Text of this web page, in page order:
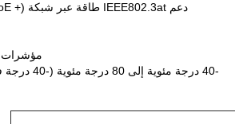
دعم IEEE802.3at طاقة عبر شبكة Ethernet (PoE +) معدات مصدر الطاقة
مؤشرات LED واسعة النطاق لتشخيص PoE
-40 درجة مئوية إلى 80 درجة مئوية (-40 درجة فهرنهايت إلى 176 درجة فهرنهايت)